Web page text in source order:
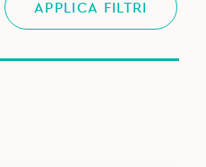
APPLICA FILTRI